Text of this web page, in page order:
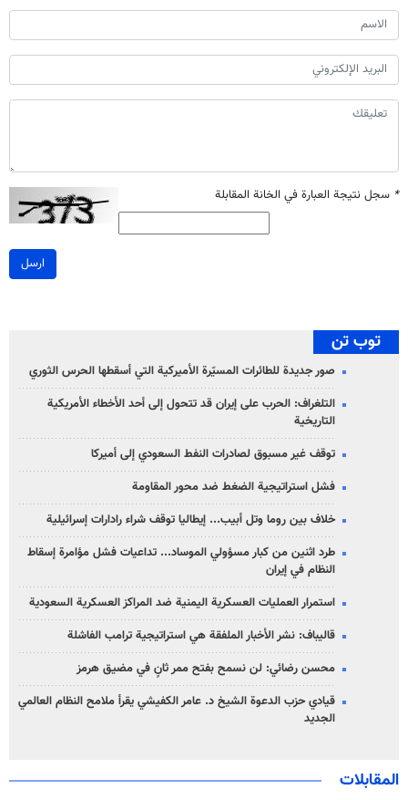
* سجل نتيجة العبارة في الخانة المقابلة
ارسل
توب تن
صور جديدة للطائرات المسيّرة الأميركية التي أسقطها الحرس الثوري
التلغراف: الحرب على إيران قد تتحول إلى أحد الأخطاء الأمريكية
التاريخية
توقف غير مسبوق لصادرات النفط السعودي إلى أميركا
فشل استراتيجية الضغط ضد محور المقاومة
خلاف بين روما وتل أبيب... إيطاليا توقف شراء رادارات إسرائيلية
طرد اثنين من كبار مسؤولي الموساد... تداعيات فشل مؤامرة إسقاط
النظام في إيران
استمرار العمليات العسكرية اليمنية ضد المراكز العسكرية السعودية
قاليباف: نشر الأخبار الملفقة هي استراتيجية ترامب الفاشلة
محسن رضائي: لن نسمح بفتح ممر ثانٍ في مضيق هرمز
قيادي حزب الدعوة الشيخ د. عامر الكفيشي يقرأ ملامح النظام العالمي
الجديد
المقابلات